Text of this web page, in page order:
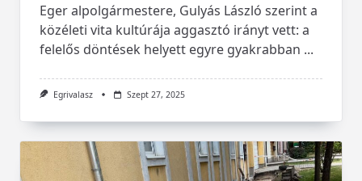
Eger alpolgármestere, Gulyás László szerint a
közéleti vita kultúrája aggasztó irányt vett: a
felelős döntések helyett egyre gyakrabban ...
Egrivalasz Szept 27, 2025